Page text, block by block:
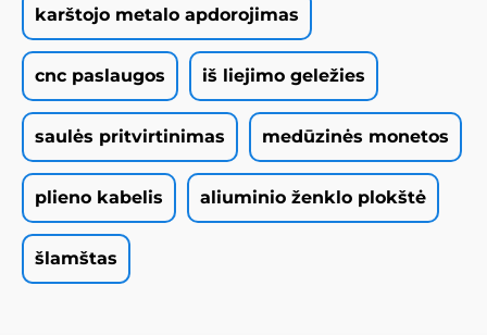
karštojo metalo apdorojimas
cnc paslaugos iš liejimo geležies
saulės pritvirtinimas medūzinės monetos
plieno kabelis aliuminio ženklo plokštė
šlamštas